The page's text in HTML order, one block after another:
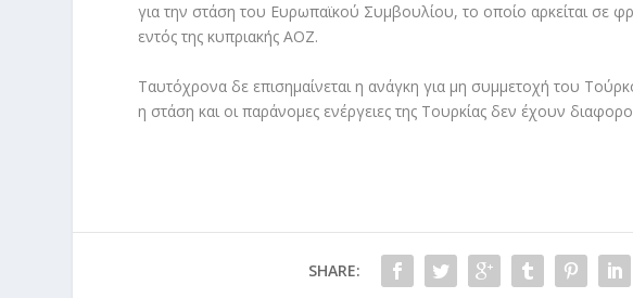
για την στάση του Ευρωπαϊκού Συμβουλίου, το οποίο αρκείται σε
εντός της κυπριακής ΑΟΖ.
Ταυτόχρονα δε επισημαίνεται η ανάγκη για μη συμμετοχή του
η στάση και οι παράνομες ενέργειες της Τουρκίας δεν έχουν
SHARE: